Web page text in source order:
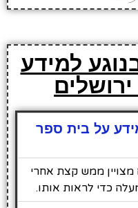
למידע
על בית ספר
ממש קצת אחרי
כדי לראות אותו.